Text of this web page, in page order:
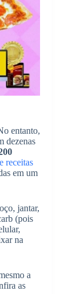
entanto,
dezenas
receitas
em um
jantar,
(pois
na
a
as